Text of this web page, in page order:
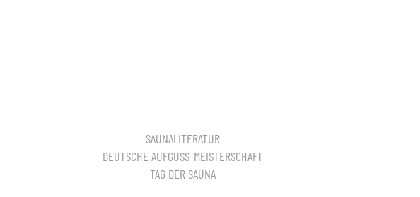
SAUNALITERATUR
DEUTSCHE AUFGUSS-MEISTERSCHAFT
TAG DER SAUNA